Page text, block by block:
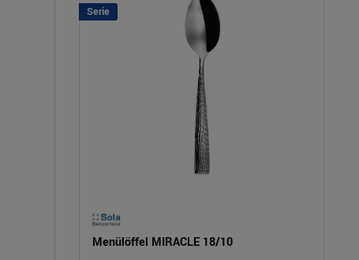
Serie
Menülöffel MIRACLE 18/10